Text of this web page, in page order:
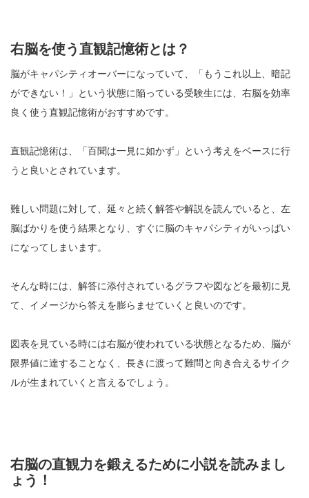
右脳を使う直観記憶術とは？
脳がキャパシティオーバーになっていて、「もうこれ以上、暗記
ができない！」という状態に陥っている受験生には、右脳を効率
良く使う直観記憶術がおすすめです。
直観記憶術は、「百聞は一見に如かず」という考えをベースに行
うと良いとされています。
難しい問題に対して、延々と続く解答や解説を読んでいると、左
脳ばかりを使う結果となり、すぐに脳のキャパシティがいっぱい
になってしまいます。
そんな時には、解答に添付されているグラフや図などを最初に見
て、イメージから答えを膨らませていくと良いのです。
図表を見ている時には右脳が使われている状態となるため、脳が
限界値に達することなく、長きに渡って難問と向き合えるサイク
ルが生まれていくと言えるでしょう。
右脳の直観力を鍛えるために小説を読みまし
ょう！